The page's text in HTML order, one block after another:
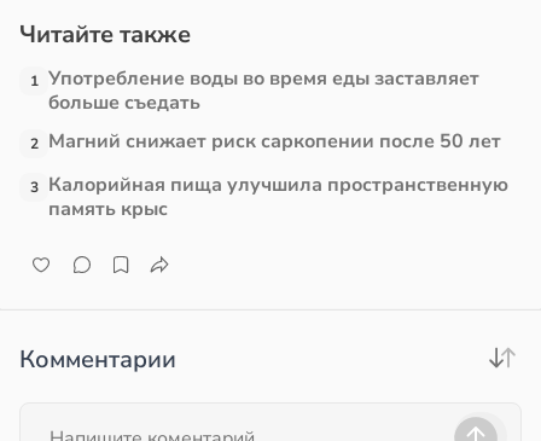
Читайте также
1 Употребление воды во время еды заставляет
больше съедать
2 Магний снижает риск саркопении после 50 лет
3 Калорийная пища улучшила пространственную
память крыс
Комментарии
19:20